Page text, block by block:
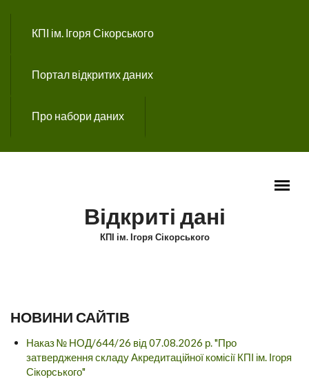
КПІ ім. Ігоря Сікорського
Портал відкритих даних
Про набори даних
Відкриті дані
КПІ ім. Ігоря Сікорського
НОВИНИ САЙТІВ
Наказ № НОД/644/26 від 07.08.2026 р. "Про
затвердження складу Акредитаційної комісії КПІ ім. Ігоря
Сікорського"